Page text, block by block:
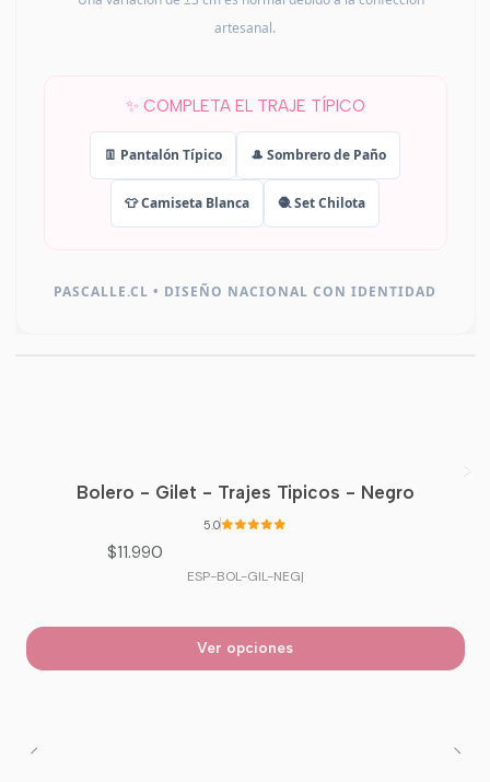
artesanal.
✨ COMPLETA EL TRAJE TÍPICO
👖 Pantalón Típico 🎩 Sombrero de Paño
👕 Camiseta Blanca 🧶 Set Chilota
PASCALLE.CL • DISEÑO NACIONAL CON IDENTIDAD
Bolero - Gilet - Trajes Tipicos - Negro
5.0
$11.990
ESP-BOL-GIL-NEG|
Ver opciones